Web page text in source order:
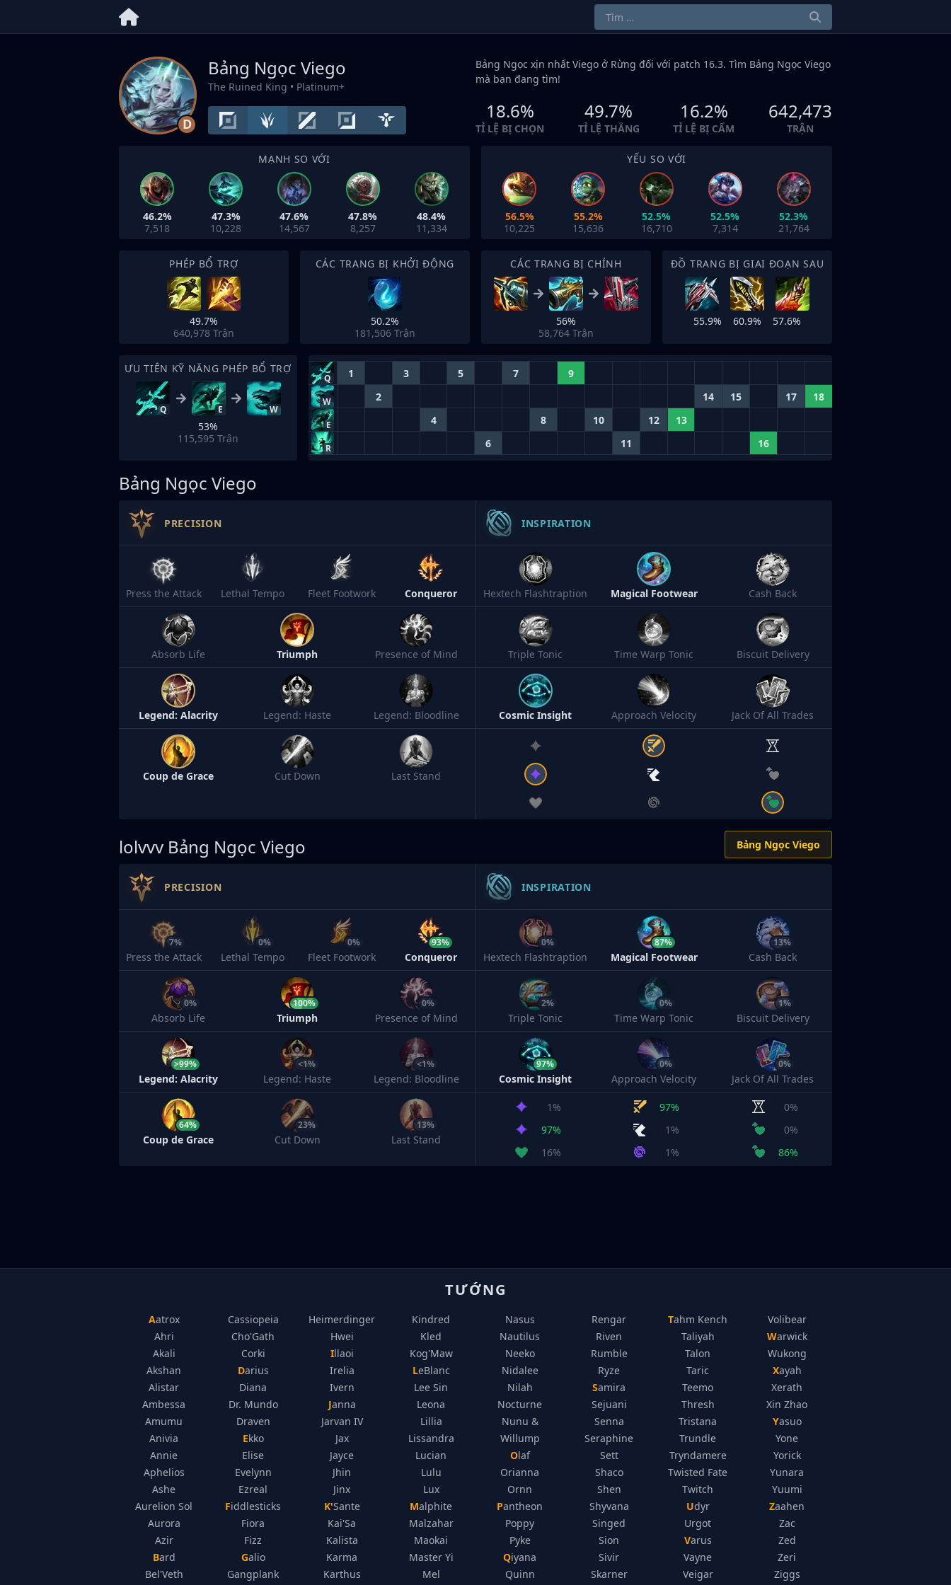
D
Bảng Ngọc Viego
The Ruined King • Platinum+
Bảng Ngọc xịn nhất Viego ở Rừng đối với patch 16.3. Tìm Bảng Ngọc Viego
mà bạn đang tìm!
18.6%
TỈ LỆ BỊ CHỌN
49.7%
TỈ LỆ THẮNG
16.2%
TỈ LỆ BỊ CẤM
642,473
TRẬN
MẠNH SO VỚI
46.2%
7,518
47.3%
10,228
47.6%
14,567
47.8%
8,257
48.4%
11,334
YẾU SO VỚI
56.5%
10,225
55.2%
15,636
52.5%
16,710
52.5%
7,314
52.3%
21,764
PHÉP BỔ TRỢ
49.7%
640,978 Trận
CÁC TRANG BỊ KHỞI ĐỘNG
50.2%
181,506 Trận
CÁC TRANG BỊ CHÍNH
56%
58,764 Trận
ĐỒ TRANG BỊ GIAI ĐOẠN SAU
55.9% 60.9% 57.6%
ƯU TIÊN KỸ NĂNG PHÉP BỔ TRỢ
Q E W
53%
115,595 Trận
Q 1 3 5 7 9
W 2 14 15 17 18
E 4 8 10 12 13
R 6 11 16
Bảng Ngọc Viego
PRECISION
Press the Attack Lethal Tempo Fleet Footwork Conqueror
Absorb Life Triumph Presence of Mind
Legend: Alacrity Legend: Haste Legend: Bloodline
Coup de Grace Cut Down Last Stand
INSPIRATION
Hextech Flashtraption Magical Footwear Cash Back
Triple Tonic Time Warp Tonic Biscuit Delivery
Cosmic Insight Approach Velocity Jack Of All Trades
lolvvv Bảng Ngọc Viego Bảng Ngọc Viego
PRECISION
7%
Press the Attack
0%
Lethal Tempo
0%
Fleet Footwork
93%
Conqueror
0%
Absorb Life
100%
Triumph
0%
Presence of Mind
>99%
Legend: Alacrity
<1%
Legend: Haste
<1%
Legend: Bloodline
64%
Coup de Grace
23%
Cut Down
13%
Last Stand
INSPIRATION
0%
Hextech Flashtraption
87%
Magical Footwear
13%
Cash Back
2%
Triple Tonic
0%
Time Warp Tonic
1%
Biscuit Delivery
97%
Cosmic Insight
0%
Approach Velocity
0%
Jack Of All Trades
1% 97%
0%
97%
1%
0%
16%
1% 86%
TƯỚNG
Aatrox
Ahri
Akali
Akshan
Alistar
Ambessa
Amumu
Anivia
Annie
Aphelios
Ashe
Aurelion Sol
Aurora
Azir
Bard
Bel'Veth
Cassiopeia
Cho'Gath
Corki
Darius
Diana
Dr. Mundo
Draven
Ekko
Elise
Evelynn
Ezreal
Fiddlesticks
Fiora
Fizz
Galio
Gangplank
Heimerdinger
Hwei
Illaoi
Irelia
Ivern
Janna
Jarvan IV
Jax
Jayce
Jhin
Jinx
K'Sante
Kai'Sa
Kalista
Karma
Karthus
Kindred
Kled
Kog'Maw
LeBlanc
Lee Sin
Leona
Lillia
Lissandra
Lucian
Lulu
Lux
Malphite
Malzahar
Maokai
Master Yi
Mel
Nasus
Nautilus
Neeko
Nidalee
Nilah
Nocturne
Nunu &
Willump
Olaf
Orianna
Ornn
Pantheon
Poppy
Pyke
Qiyana
Quinn
Rengar
Riven
Rumble
Ryze
Samira
Sejuani
Senna
Seraphine
Sett
Shaco
Shen
Shyvana
Singed
Sion
Sivir
Skarner
Tahm Kench
Taliyah
Talon
Taric
Teemo
Thresh
Tristana
Trundle
Tryndamere
Twisted Fate
Twitch
Udyr
Urgot
Varus
Vayne
Veigar
Volibear
Warwick
Wukong
Xayah
Xerath
Xin Zhao
Yasuo
Yone
Yorick
Yunara
Yuumi
Zaahen
Zac
Zed
Zeri
Ziggs